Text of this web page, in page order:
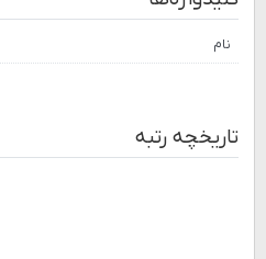
نام
تاریخچه رتبه